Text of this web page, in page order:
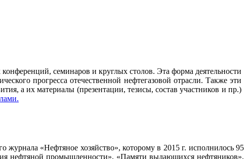
семинаров и круглых столов. Эта форма деятельности
прогресса отечественной нефтегазовой отрасли. Также эти
а их материалы (презентации, тезисы, состав участников и пр.)
.
«Нефтяное хозяйство», которому в 2015 г. исполнилось 95
нефтяной промышленности», «Памяти выдающихся нефтяников»,